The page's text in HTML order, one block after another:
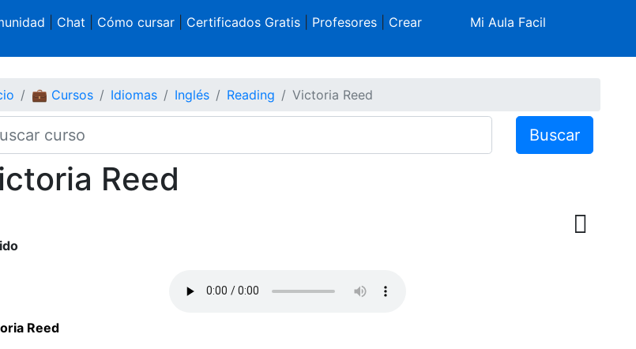
Chat Cómo cursar| Certificados Gratis| Profesores| Crear
Mi Aula Facil
💼 Cursos Idiomas Inglés Reading Victoria Reed
Buscar
Reed
Reed